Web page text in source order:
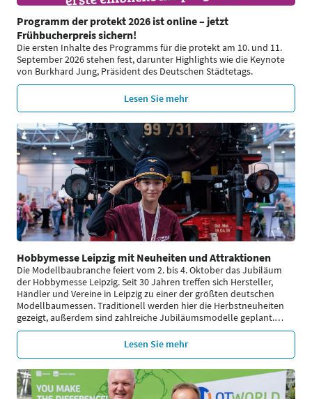
Programm der protekt 2026 ist online – jetzt
Frühbucherpreis sichern!
Die ersten Inhalte des Programms für die protekt am 10. und 11.
September 2026 stehen fest, darunter Highlights wie die Keynote
von Burkhard Jung, Präsident des Deutschen Städtetags.
Lesen Sie mehr
Hobbymesse Leipzig mit Neuheiten und Attraktionen
Die Modellbaubranche feiert vom 2. bis 4. Oktober das Jubiläum
der Hobbymesse Leipzig. Seit 30 Jahren treffen sich Hersteller,
Händler und Vereine in Leipzig zu einer der größten deutschen
Modellbaumessen. Traditionell werden hier die Herbstneuheiten
gezeigt, außerdem sind zahlreiche Jubiläumsmodelle geplant.…
Lesen Sie mehr